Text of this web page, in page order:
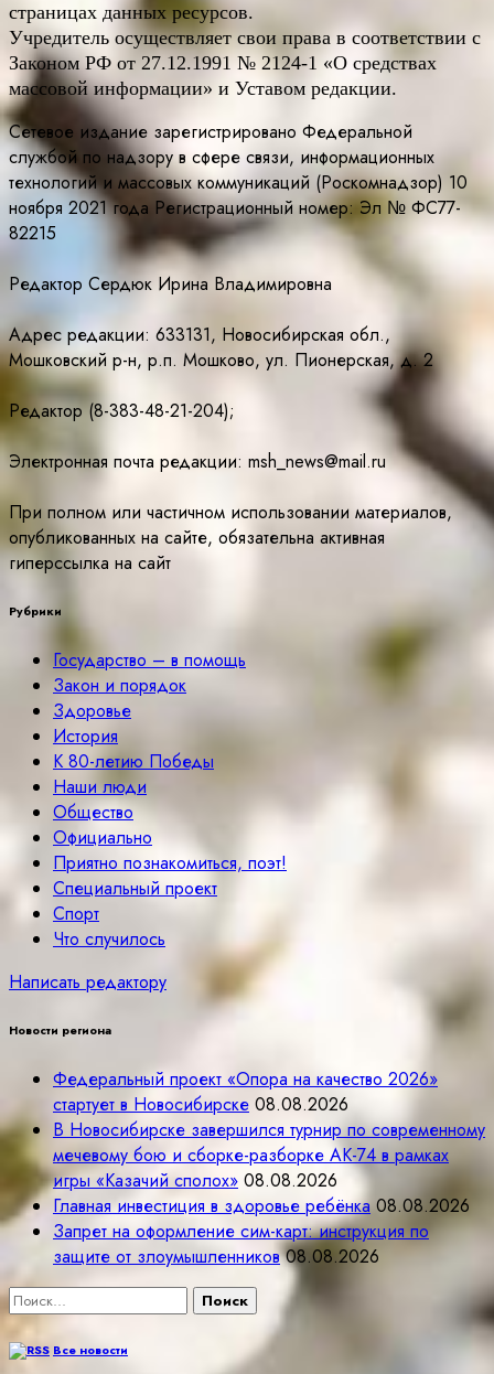
страницах данных ресурсов.
Учредитель осуществляет свои права в соответствии с
Законом РФ от 27.12.1991 № 2124-1 «О средствах
массовой информации» и Уставом редакции.
Сетевое издание зарегистрировано Федеральной
службой по надзору в сфере связи, информационных
технологий и массовых коммуникаций (Роскомнадзор) 10
ноября 2021 года Регистрационный номер: Эл № ФС77-
82215
Редактор Сердюк Ирина Владимировна
Адрес редакции: 633131, Новосибирская обл.,
Мошковский р-н, р.п. Мошково, ул. Пионерская, д. 2
Редактор (8-383-48-21-204);
Электронная почта редакции: msh_news@mail.ru
При полном или частичном использовании материалов,
опубликованных на сайте, обязательна активная
гиперссылка на сайт
Рубрики
Государство – в помощь
Закон и порядок
Здоровье
История
К 80-летию Победы
Наши люди
Общество
Официально
Приятно познакомиться, поэт!
Специальный проект
Спорт
Что случилось
Написать редактору
Новости региона
Федеральный проект «Опора на качество 2026»
стартует в Новосибирске 08.08.2026
В Новосибирске завершился турнир по современному
мечевому бою и сборке-разборке АК-74 в рамках
игры «Казачий сполох» 08.08.2026
Главная инвестиция в здоровье ребёнка 08.08.2026
Запрет на оформление сим-карт: инструкция по
защите от злоумышленников 08.08.2026
Найти:
Все новости